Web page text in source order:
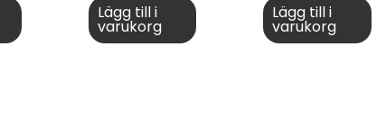
Lägg till i
varukorg
Lägg till i
varukorg